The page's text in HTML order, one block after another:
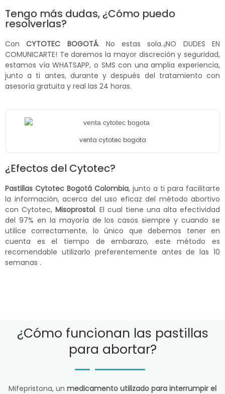
Tengo más dudas, ¿Cómo puedo
resolverlas?
ConCYTOTEC BOGOTÁ. No estas sola..¡NO DUDES EN
COMUNICARTE! Te daremos la mayor discreción y seguridad,
estamos vía WHATSAPP, o SMS con una amplia experiencia,
junto a ti antes, durante y después del tratamiento con
asesoría gratuita y real las 24 horas.
venta cytotec bogota
¿Efectos del Cytotec?
Pastillas Cytotec Bogotá Colombia, junto a ti para facilitarte
la información, acerca del uso eficaz del método abortivo
con Cytotec, Misoprostol. El cual tiene una alta efectividad
del 97% en la mayoría de los casos siempre y cuando se
utilice correctamente, lo único que debemos tener en
cuenta es el tiempo de embarazo, este método es
recomendable utilizarlo preferentemente antes de las 10
semanas .
¿Cómo funcionan las pastillas
para abortar?
Mifepristona, un medicamento utilizado para interrumpir el